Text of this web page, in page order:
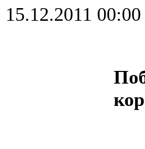
15.12.2011 00:00